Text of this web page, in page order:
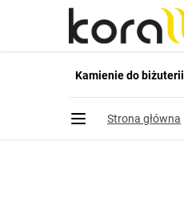
Przejdź do treści
Kamienie do biżuterii
Strona główna